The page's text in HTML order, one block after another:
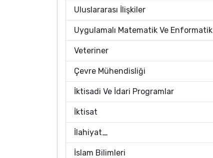
Uluslararası İlişkiler
Uygulamalı Matematik Ve Enformatik
Veteriner
Çevre Mühendisliği
İktisadi Ve İdari Programlar
İktisat
İlahiyat_
İslam Bilimleri